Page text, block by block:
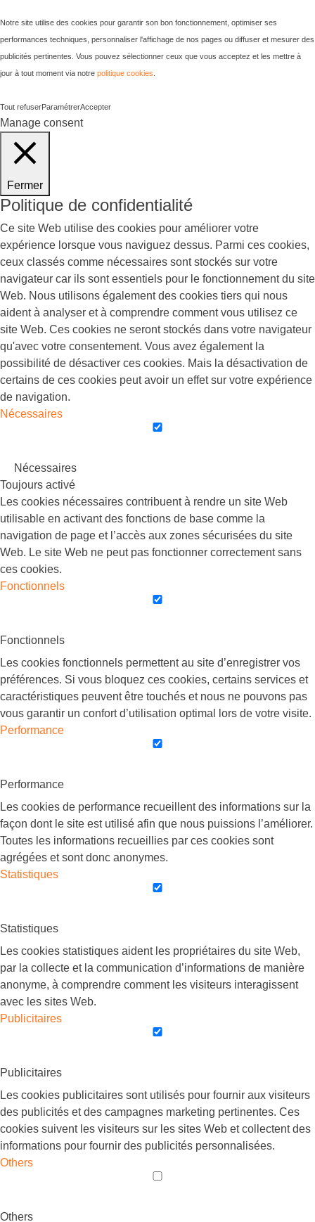
Notre site utilise des cookies pour garantir son bon fonctionnement, optimiser ses
performances techniques, personnaliser l'affichage de nos pages ou diffuser et mesurer des
publicités pertinentes. Vous pouvez sélectionner ceux que vous acceptez et les mettre à
jour à tout moment via notre politique cookies
Tout refuserParamétrerAccepter
Manage consent
Fermer
Politique de confidentialité
Ce site Web utilise des cookies pour améliorer votre
expérience lorsque vous naviguez dessus. Parmi ces cookies,
ceux classés comme nécessaires sont stockés sur votre
navigateur car ils sont essentiels pour le fonctionnement du site
Web. Nous utilisons également des cookies tiers qui nous
aident à analyser et à comprendre comment vous utilisez ce
site Web. Ces cookies ne seront stockés dans votre navigateur
qu'avec votre consentement. Vous avez également la
possibilité de désactiver ces cookies. Mais la désactivation de
certains de ces cookies peut avoir un effet sur votre expérience
de navigation.
Nécessaires
Nécessaires
Toujours activé
Les cookies nécessaires contribuent à rendre un site Web
utilisable en activant des fonctions de base comme la
navigation de page et l’accès aux zones sécurisées du site
Web. Le site Web ne peut pas fonctionner correctement sans
ces cookies.
Fonctionnels
Fonctionnels
Les cookies fonctionnels permettent au site d’enregistrer vos
préférences. Si vous bloquez ces cookies, certains services et
caractéristiques peuvent être touchés et nous ne pouvons pas
vous garantir un confort d’utilisation optimal lors de votre visite.
Performance
Performance
Les cookies de performance recueillent des informations sur la
façon dont le site est utilisé afin que nous puissions l’améliorer.
Toutes les informations recueillies par ces cookies sont
agrégées et sont donc anonymes.
Statistiques
Statistiques
Les cookies statistiques aident les propriétaires du site Web,
par la collecte et la communication d’informations de manière
anonyme, à comprendre comment les visiteurs interagissent
avec les sites Web.
Publicitaires
Publicitaires
Les cookies publicitaires sont utilisés pour fournir aux visiteurs
des publicités et des campagnes marketing pertinentes. Ces
cookies suivent les visiteurs sur les sites Web et collectent des
informations pour fournir des publicités personnalisées.
Others
Others